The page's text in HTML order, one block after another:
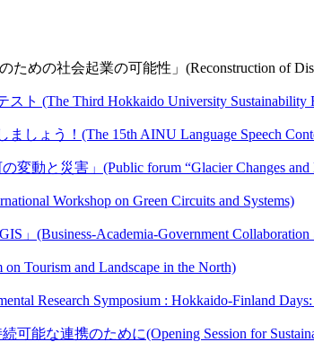
の社会起業の可能性」(Reconstruction of
(The Third Hokkaido University Sustainability
ょう！(The 15th AINU Language Speech
と災害」(Public forum “Glacier Changes and
Workshop on Green Circuits and Systems)
Academia-Government Collaboration
Tourism and Landscape in the North)
Research Symposium : Hokkaido-Finland
能な連携のために(Opening Session for